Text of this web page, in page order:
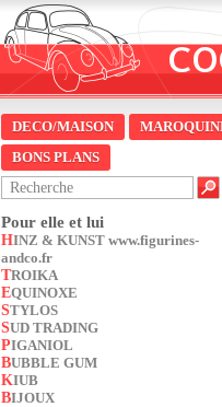
DECO/MAISON
BONS PLANS
Pour elle et lui
HINZ & KUNST www.figurines-
andco.fr
TROIKA
EQUINOXE
STYLOS
SUD TRADING
PIGANIOL
BUBBLE GUM
KIUB
BIJOUX